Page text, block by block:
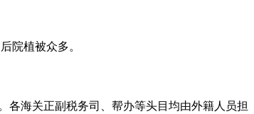
院植被众多。
各海关正副税务司、帮办等头目均由外籍人员担